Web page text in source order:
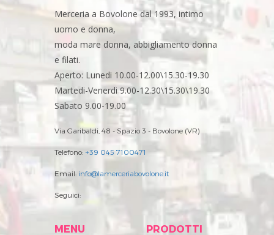
Merceria a Bovolone dal 1993, intimo
uomo e donna,
moda mare donna, abbigliamento donna
e filati.
Aperto: Lunedi 10.00-12.00\15.30-19.30
Martedi-Venerdi 9.00-12.30\15.30\19.30
Sabato 9.00-19.00
Via Garibaldi, 48 - Spazio 3 - Bovolone (VR)
Telefono: +39 045 7100471
Email: info@lamerceriabovolone.it
Seguici:
MENU PRODOTTI